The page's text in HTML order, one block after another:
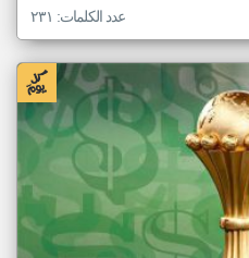
عدد الكلمات: ٢٣١